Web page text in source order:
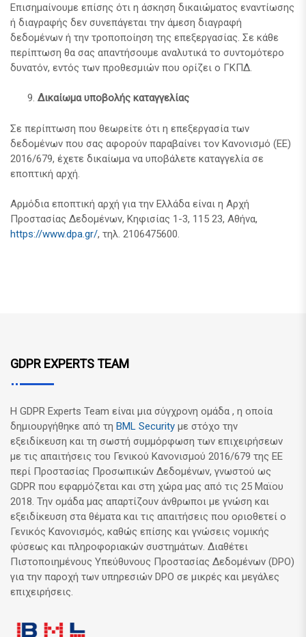
Επισημαίνουμε επίσης ότι η άσκηση δικαιώματος εναντίωσης
ή διαγραφής δεν συνεπάγεται την άμεση διαγραφή
δεδομένων ή την τροποποίηση της επεξεργασίας. Σε κάθε
περίπτωση θα σας απαντήσουμε αναλυτικά το συντομότερο
δυνατόν, εντός των προθεσμιών που ορίζει ο ΓΚΠΔ.
Δικαίωμα υποβολής καταγγελίας
Σε περίπτωση που θεωρείτε ότι η επεξεργασία των
δεδομένων που σας αφορούν παραβαίνει τον Κανονισμό (ΕΕ)
2016/679, έχετε δικαίωμα να υποβάλετε καταγγελία σε
εποπτική αρχή.
Αρμόδια εποπτική αρχή για την Ελλάδα είναι η Αρχή
Προστασίας Δεδομένων, Κηφισίας 1-3, 115 23, Αθήνα,
https://www.dpa.gr/, τηλ. 2106475600.
GDPR EXPERTS TEAM
Η GDPR Experts Team είναι μια σύγχρονη ομάδα , η οποία
δημιουργήθηκε από τη BML Security με στόχο την
εξειδίκευση και τη σωστή συμμόρφωση των επιχειρήσεων
με τις απαιτήσεις του Γενικού Κανονισμού 2016/679 της ΕΕ
περί Προστασίας Προσωπικών Δεδομένων, γνωστού ως
GDPR που εφαρμόζεται και στη χώρα μας από τις 25 Μαϊου
2018. Την ομάδα μας απαρτίζουν άνθρωποι με γνώση και
εξειδίκευση στα θέματα και τις απαιτήσεις που οριοθετεί ο
Γενικός Κανονισμός, καθώς επίσης και γνώσεις νομικής
φύσεως και πληροφοριακών συστημάτων. Διαθέτει
Πιστοποιημένους Υπεύθυνους Προστασίας Δεδομένων (DPO)
για την παροχή των υπηρεσιών DPO σε μικρές και μεγάλες
επιχειρήσεις.